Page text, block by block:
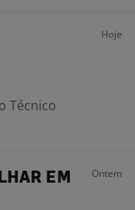
Hoje
Técnico
EM
Ontem